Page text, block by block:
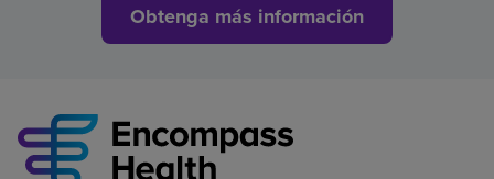
Obtenga más información